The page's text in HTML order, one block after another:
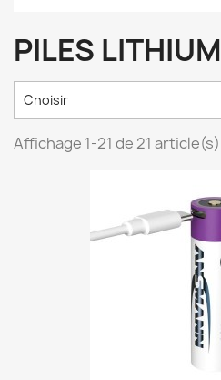
PILES LITHIUM
Choisir
Affichage 1-21 de 21 article(s)